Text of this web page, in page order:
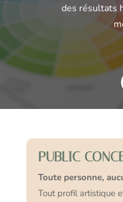
des résultats
PUBLIC
Toute personne,
Tout profil artistique